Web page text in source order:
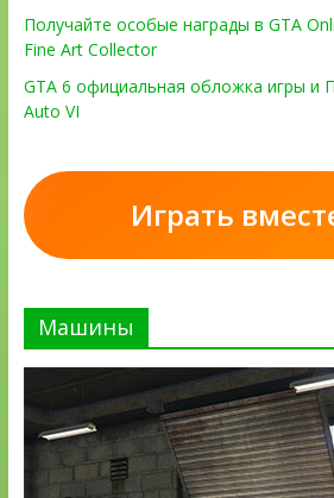
Получайте особые награды в GTA
Fine Art Collector
GTA 6 официальная обложка игры и
Auto VI
Играть
Машины